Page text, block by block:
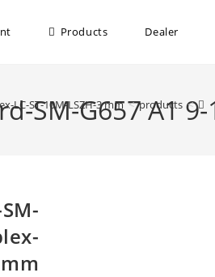
Dealer
Products
SM-G657 A1 >
products
>
LC-ST-10M-LSZH-3 mm